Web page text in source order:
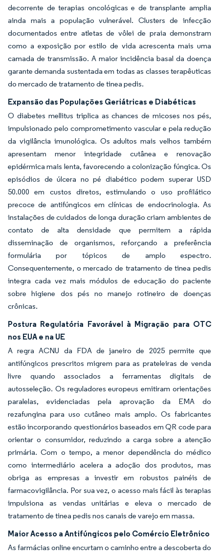
decorrente de terapias oncológicas e de transplante amplia
ainda mais a população vulnerável. Clusters de infecção
documentados entre atletas de vôlei de praia demonstram
como a exposição por estilo de vida acrescenta mais uma
camada de transmissão. A maior incidência basal da doença
garante demanda sustentada em todas as classes terapêuticas
do mercado de tratamento de tinea pedis.
Expansão das Populações Geriátricas e Diabéticas
O diabetes mellitus triplica as chances de micoses nos pés,
impulsionado pelo comprometimento vascular e pela redução
da vigilância imunológica. Os adultos mais velhos também
apresentam menor integridade cutânea e renovação
epidérmica mais lenta, favorecendo a colonização fúngica. Os
episódios de úlcera no pé diabético podem superar USD
50.000 em custos diretos, estimulando o uso profilático
precoce de antifúngicos em clínicas de endocrinologia. As
instalações de cuidados de longa duração criam ambientes de
contato de alta densidade que permitem a rápida
disseminação de organismos, reforçando a preferência
formulária por tópicos de amplo espectro.
Consequentemente, o mercado de tratamento de tinea pedis
integra cada vez mais módulos de educação do paciente
sobre higiene dos pés no manejo rotineiro de doenças
crônicas.
Postura Regulatória Favorável à Migração para OTC
nos EUA e na UE
A regra ACNU da FDA de janeiro de 2025 permite que
antifúngicos prescritos migrem para as prateleiras de venda
livre quando associados a ferramentas digitais de
autosseleção. Os reguladores europeus emitiram orientações
paralelas, evidenciadas pela aprovação da EMA do
rezafungina para uso cutâneo mais amplo. Os fabricantes
estão incorporando questionários baseados em QR code para
orientar o consumidor, reduzindo a carga sobre a atenção
primária. Com o tempo, a menor dependência do médico
como intermediário acelera a adoção dos produtos, mas
obriga as empresas a investir em robustos painéis de
farmacovigilância. Por sua vez, o acesso mais fácil às terapias
impulsiona as vendas unitárias e eleva o mercado de
tratamento de tinea pedis nos canais de varejo em massa.
Maior Acesso a Antifúngicos pelo Comércio Eletrônico
As farmácias online encurtam o caminho entre a descoberta do